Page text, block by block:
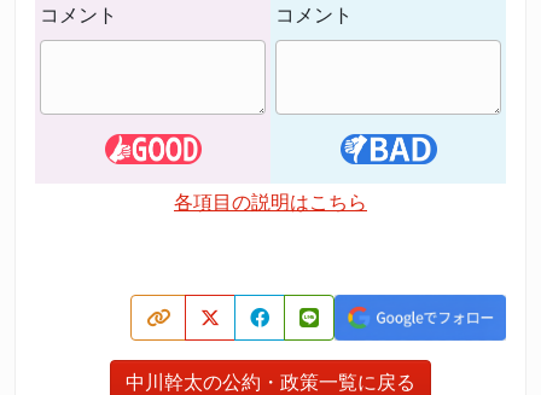
コメント コメント
各項目の説明はこちら
中川幹太の公約・政策一覧に戻る